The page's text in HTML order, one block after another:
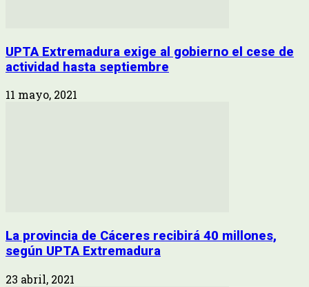
UPTA Extremadura exige al gobierno el cese de
actividad hasta septiembre
11 mayo, 2021
La provincia de Cáceres recibirá 40 millones,
según UPTA Extremadura
23 abril, 2021